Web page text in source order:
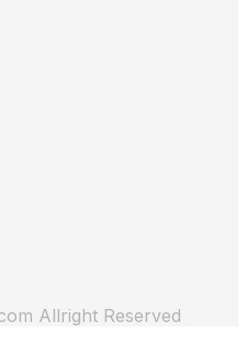
Allright Reserved